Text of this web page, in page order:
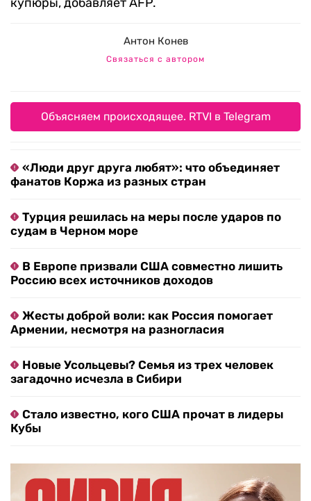
Антон Конев
Связаться с автором
Объясняем происходящее. RTVI в Telegram
«Люди друг друга любят»: что объединяет
фанатов Коржа из разных стран
Турция решилась на меры после ударов по
судам в Черном море
В Европе призвали США совместно лишить
Россию всех источников доходов
Жесты доброй воли: как Россия помогает
Армении, несмотря на разногласия
Новые Усольцевы? Семья из трех человек
загадочно исчезла в Сибири
Стало известно, кого США прочат в лидеры
Кубы